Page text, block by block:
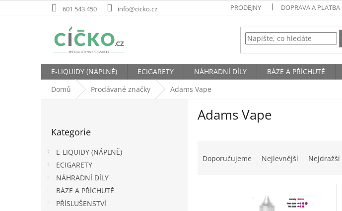
na
601 543 450 info@cicko.cz PRODEJNY DOPRAVA A PLATBA
E-LIQUIDY (NÁPLNĚ) ECIGARETY NÁHRADNÍ DÍLY BÁZE A PŘÍCHUTĚ
Domů
Prodávané značky Adams Vape
kategorie
Kategorie
E-LIQUIDY (NÁPLNĚ)
ECIGARETY
NÁHRADNÍ DÍLY
BÁZE A PŘÍCHUTĚ
PŘÍSLUŠENSTVÍ
Adams Vape
Doporučujeme Nejlevnější Nejdražší